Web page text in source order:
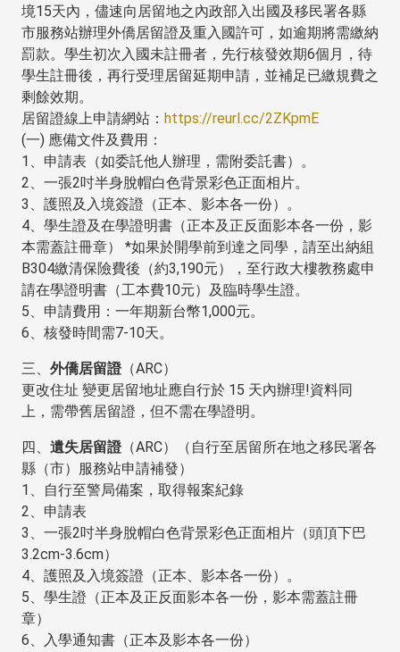
境15天內，儘速向居留地之內政部入出國及移民署各縣
市服務站辦理外僑居留證及重入國許可，如逾期將需繳納
罰款。學生初次入國未註冊者，先行核發效期6個月，待
學生註冊後，再行受理居留延期申請，並補足已繳規費之
剩餘效期。
居留證線上申請網站： https://reurl.cc/2ZKpmE
(一) 應備文件及費用：
1、申請表（如委託他人辦理，需附委託書）。
2、一張2吋半身脫帽白色背景彩色正面相片。
3、護照及入境簽證（正本、影本各一份）。
4、學生證及在學證明書（正本及正反面影本各一份，影
本需蓋註冊章） *如果於開學前到達之同學，請至出納組
B304繳清保險費後（約3,190元），至行政大樓教務處申
請在學證明書（工本費10元）及臨時學生證。
5、申請費用：一年期新台幣1,000元。
6、核發時間需7-10天。
三、 外僑居留證（ARC）
更改住址 變更居留地址應自行於 15 天內辦理!資料同
上，需帶舊居留證，但不需在學證明。
四、 遺失居留證（ARC）（自行至居留所在地之移民署各
縣（市）服務站申請補發）
1、自行至警局備案，取得報案紀錄
2、申請表
3、一張2吋半身脫帽白色背景彩色正面相片（頭頂下巴
3.2cm-3.6cm）
4、護照及入境簽證（正本、影本各一份）。
5、學生證（正本及正反面影本各一份，影本需蓋註冊
章）
6、入學通知書（正本及影本各一份）